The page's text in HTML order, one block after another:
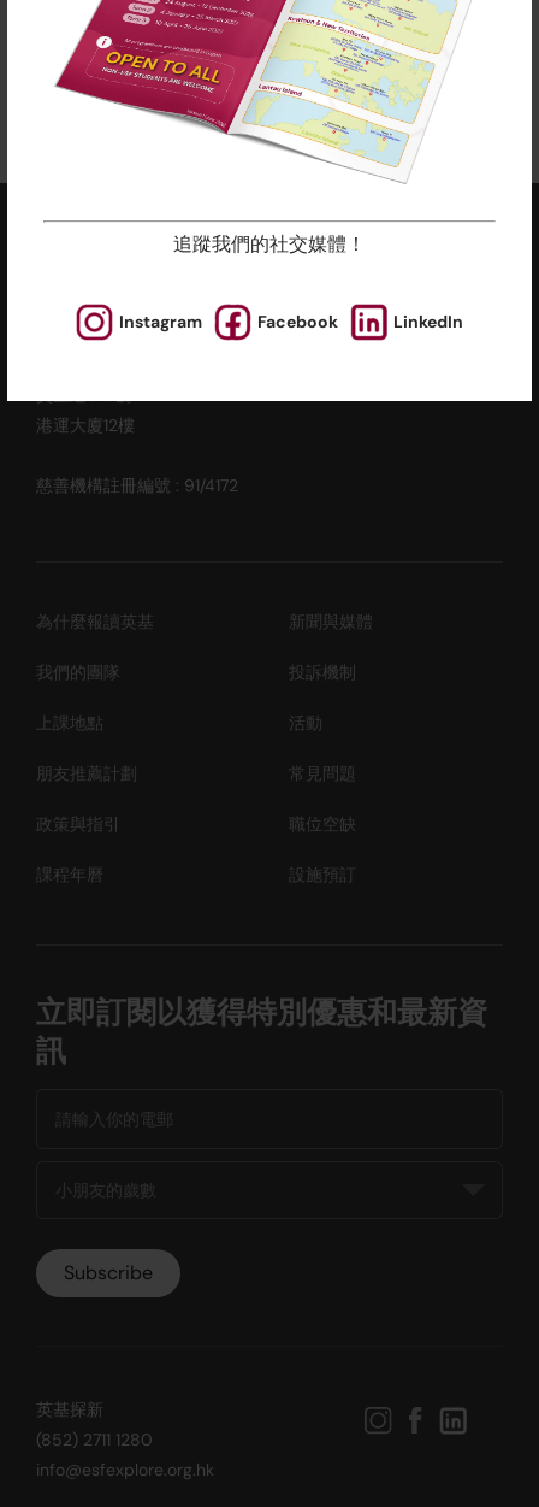
追蹤我們的社交媒體！
Instagram Facebook LinkedIn
所有課程都以堂數比例收費，隨時加入吧！
立即報名
辦公室地址 (不提供查詢及報名服務)
港運大廈12樓
慈善機構註冊編號 : 91/4172
為什麼報讀英基 新聞與媒體
我們的團隊 投訴機制
上課地點 活動
朋友推薦計劃 常見問題
政策與指引 職位空缺
課程年曆 設施預訂
立即訂閱以獲得特別優惠和最新資
訊
英基探新
(852) 2711 1280
info@esfexplore.org.hk